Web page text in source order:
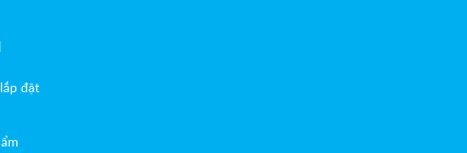
đặt